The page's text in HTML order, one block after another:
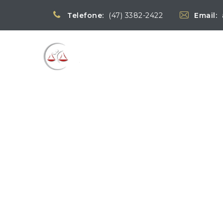
Telefone: (47) 3382-2422 Email: